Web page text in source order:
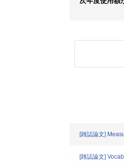
[雑誌論文]
[雑誌論文]